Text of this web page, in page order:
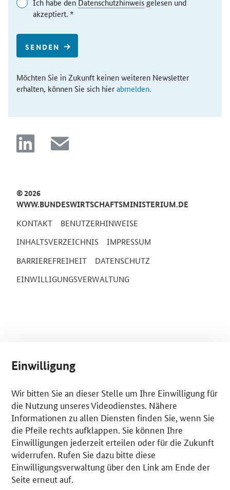
Ich habe den Datenschutzhinweis gelesen und
akzeptiert. *
SENDEN
Möchten Sie in Zukunft keinen weiteren Newsletter
erhalten, können Sie sich hierabmelden.
linkedin mail
© 2026
WWW.BUNDESWIRTSCHAFTSMINISTERIUM.DE
KONTAKT
BENUTZERHINWEISE
INHALTSVERZEICHNIS
IMPRESSUM
BARRIEREFREIHEIT
DATENSCHUTZ
EINWILLIGUNGSVERWALTUNG
Einwilligung
Wir bitten Sie an dieser Stelle um Ihre Einwilligung für
die Nutzung unseres Videodienstes. Nähere
Informationen zu allen Diensten finden Sie, wenn Sie
die Pfeile rechts aufklappen. Sie können Ihre
Einwilligungen jederzeit erteilen oder für die Zukunft
widerrufen. Rufen Sie dazu bitte diese
Einwilligungsverwaltung über den Link am Ende der
Seite erneut auf.